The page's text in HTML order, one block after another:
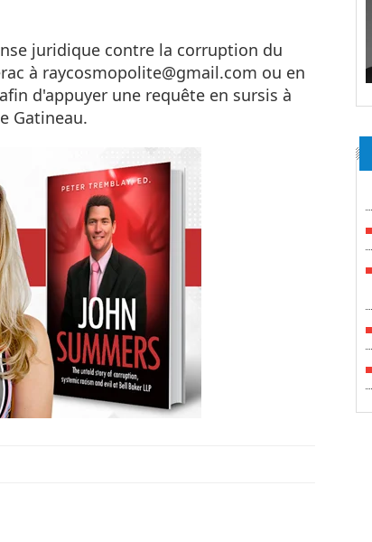
juridique contre la corruption du
à raycosmopolite@gmail.com ou en
d'appuyer une requête en sursis à
Gatineau.